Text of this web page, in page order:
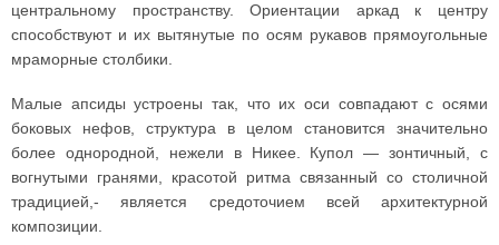
центральному пространству. Ориентации аркад к центру
способствуют и их вытянутые по осям рукавов прямоугольные
мраморные столбики.
Малые апсиды устроены так, что их оси совпадают с осями
боковых нефов, структура в целом становится значительно
более однородной, нежели в Никее. Купол — зонтичный, с
вогнутыми гранями, красотой ритма связанный со столичной
традицией,- является средоточием всей архитектурной
композиции.